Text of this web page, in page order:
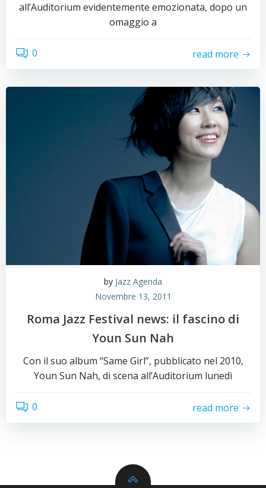
all’Auditorium evidentemente emozionata, dopo un
omaggio a
0 read more
by Jazz Agenda
Novembre 13, 2011
Roma Jazz Festival news: il fascino di
Youn Sun Nah
Con il suo album “Same Girl”, pubblicato nel 2010,
Youn Sun Nah, di scena all’Auditorium lunedì
0 read more